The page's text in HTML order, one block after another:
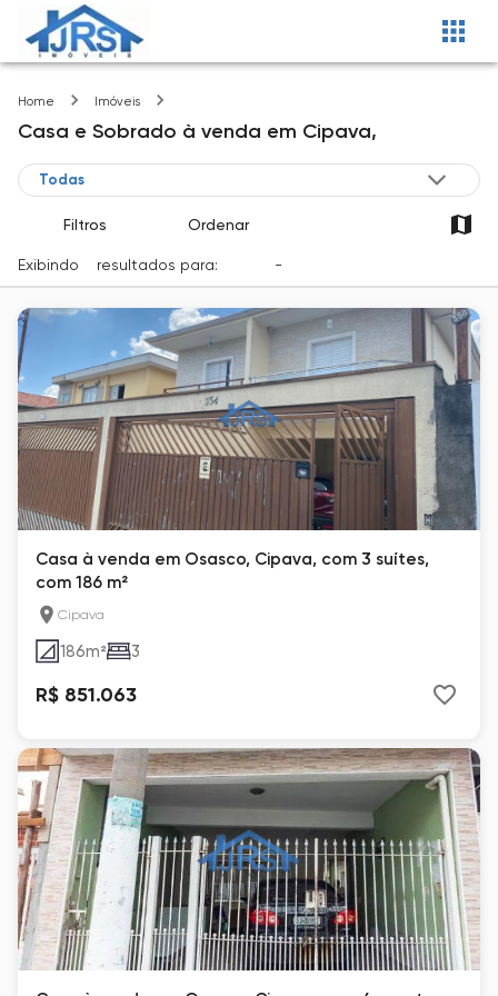
Home Imóveis
Casa e Sobrado à venda em Cipava,
Filtros Ordenar
Exibindo resultados para: -
Casa à venda em Osasco, Cipava, com 3 suítes,
com 186 m²
Cipava
186m² 3
R$ 851.063